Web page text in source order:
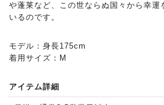
や蓬莱など、この世ならぬ国々から幸運
いるのです。
モデル：身長175cm
着用サイズ：M
アイテム詳細